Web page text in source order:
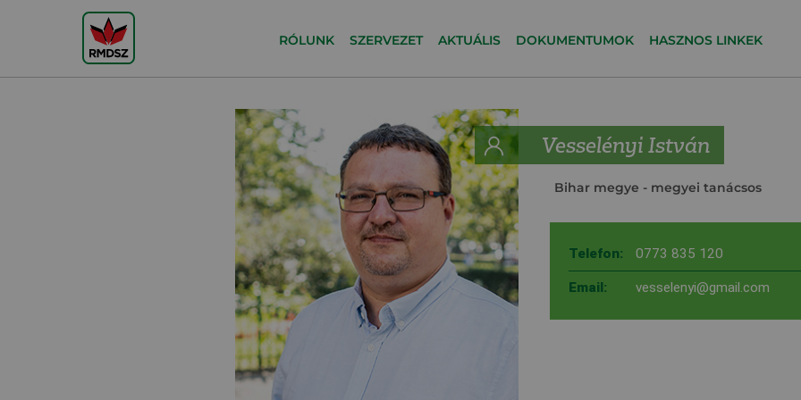
RÓLUNK SZERVEZET AKTUÁLIS DOKUMENTUMOK HASZNOS LINKEK
Vesselényi István
Bihar megye - megyei tanácsos
Telefon: 0773 835 120
Email: vesselenyi@gmail.com